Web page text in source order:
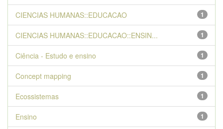
1
CIENCIAS HUMANAS::EDUCACAO
1
CIENCIAS HUMANAS::EDUCACAO::ENSIN...
1
Ciência - Estudo e ensino
1
Concept mapping
1
Ecossistemas
1
Ensino